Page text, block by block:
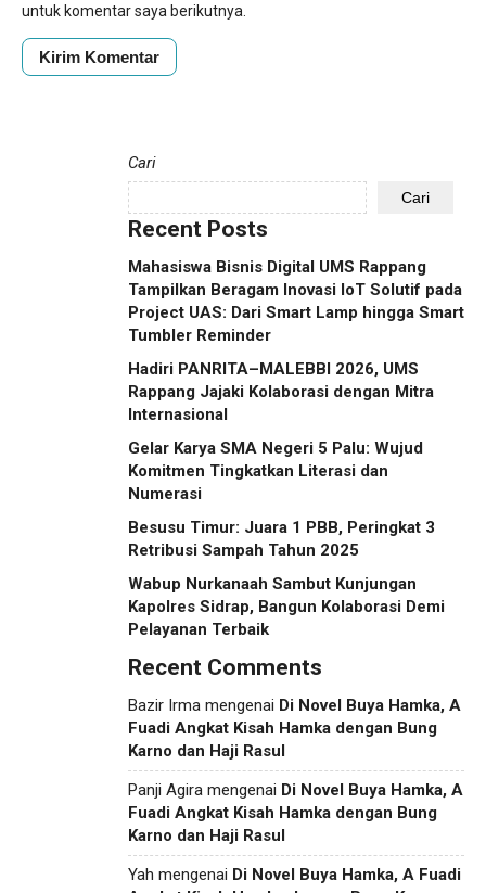
untuk komentar saya berikutnya.
Cari
Cari
Recent Posts
Mahasiswa Bisnis Digital UMS Rappang
Tampilkan Beragam Inovasi IoT Solutif pada
Project UAS: Dari Smart Lamp hingga Smart
Tumbler Reminder
Hadiri PANRITA–MALEBBI 2026, UMS
Rappang Jajaki Kolaborasi dengan Mitra
Internasional
Gelar Karya SMA Negeri 5 Palu: Wujud
Komitmen Tingkatkan Literasi dan
Numerasi
Besusu Timur: Juara 1 PBB, Peringkat 3
Retribusi Sampah Tahun 2025
Wabup Nurkanaah Sambut Kunjungan
Kapolres Sidrap, Bangun Kolaborasi Demi
Pelayanan Terbaik
Recent Comments
Bazir Irma mengenai Di Novel Buya Hamka, A
Fuadi Angkat Kisah Hamka dengan Bung
Karno dan Haji Rasul
Panji Agira mengenai Di Novel Buya Hamka, A
Fuadi Angkat Kisah Hamka dengan Bung
Karno dan Haji Rasul
Yah mengenai Di Novel Buya Hamka, A Fuadi